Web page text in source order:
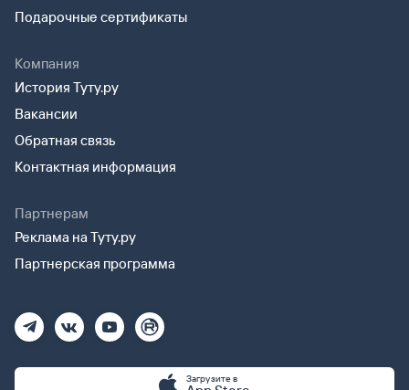
Подарочные сертификаты
Компания
История Туту.ру
Вакансии
Обратная связь
Контактная информация
Партнерам
Реклама на Туту.ру
Партнерская программа
Загрузите в